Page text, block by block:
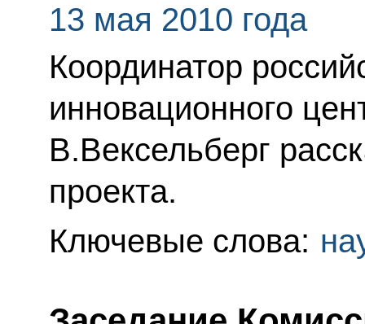
13 мая 2010 года
Координатор
инновационного
В.Вексельберг
проекта.
Ключевые слова: